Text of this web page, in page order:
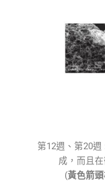
第12週、第20
成，而且
(黃色箭